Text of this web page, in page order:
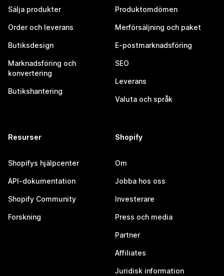
Sälja produkter
Order och leverans
Butiksdesign
Marknadsföring och
konvertering
Butikshantering
Produktomdömen
Merförsäljning och paket
E-postmarknadsföring
SEO
Leverans
Valuta och språk
Resurser
Shopifys hjälpcenter
API-dokumentation
Shopify Community
Forskning
Shopify
Om
Jobba hos oss
Investerare
Press och media
Partner
Affiliates
Juridisk information